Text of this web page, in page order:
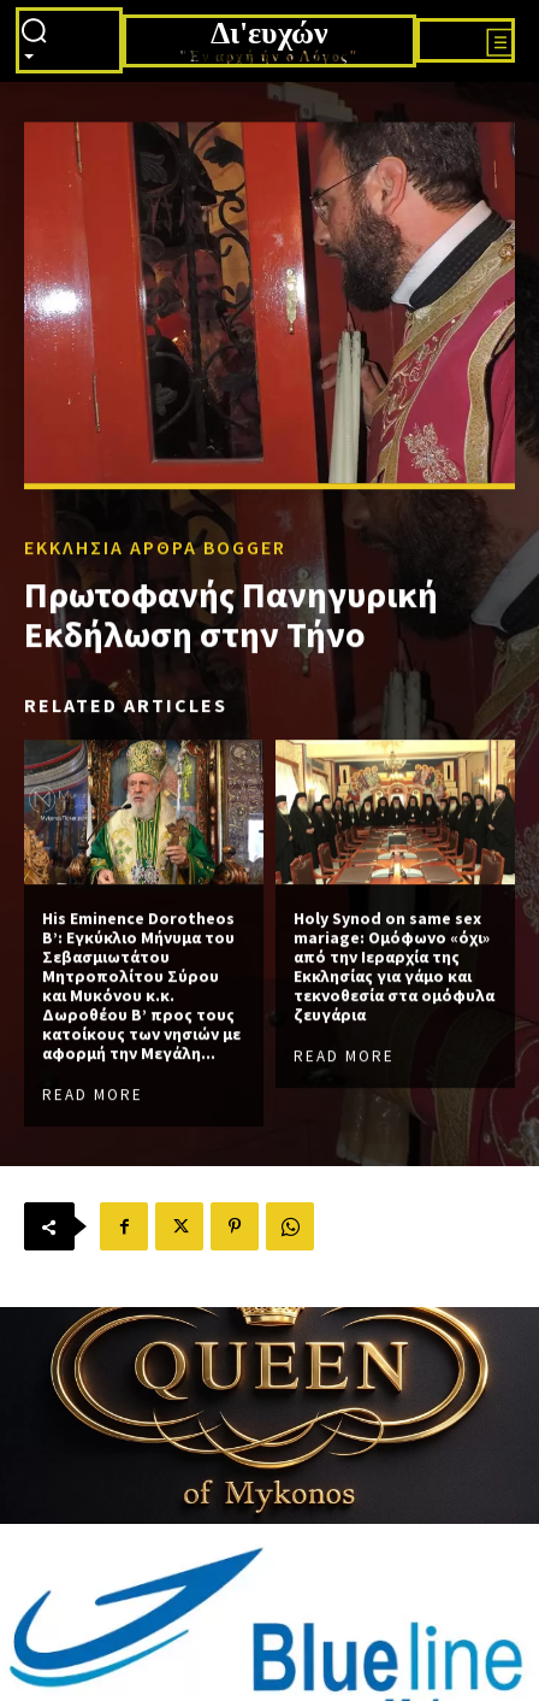
Δι'ευχών
"Εν αρχή ήν ο Λόγος"
ΕΚΚΛΗΣΙΑ ΑΡΘΡΑ BOGGER
Πρωτοφανής Πανηγυρική
Εκδήλωση στην Τήνο
RELATED ARTICLES
His Eminence Dorotheos
B’: Εγκύκλιο Μήνυμα του
Σεβασμιωτάτου
Μητροπολίτου Σύρου
και Μυκόνου κ.κ.
Δωροθέου Β’ προς τους
κατοίκους των νησιών με
αφορμή την Μεγάλη...
READ MORE
Holy Synod on same sex
mariage: Ομόφωνο «όχι»
από την Ιεραρχία της
Εκκλησίας για γάμο και
τεκνοθεσία στα ομόφυλα
ζευγάρια
READ MORE